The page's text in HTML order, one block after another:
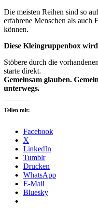
Die meisten Reihen sind so
erfahrene Menschen als auch
können.
Diese Kleingruppenbox
Stöbere durch die
starte direkt.
Gemeinsam glauben.
unterwegs.
Teilen mit:
Facebook
X
LinkedIn
Tumblr
Drucken
WhatsApp
E-Mail
Bluesky